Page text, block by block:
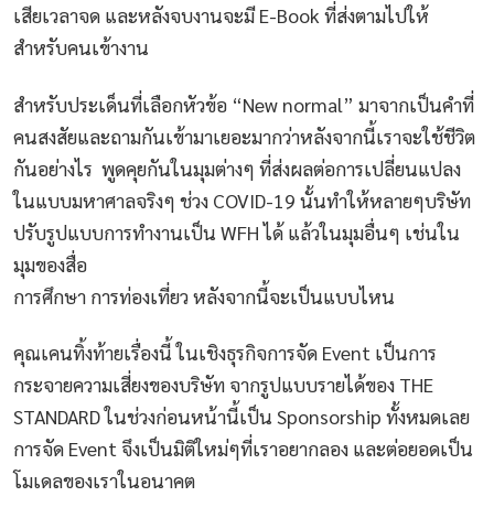
เสียเวลาจด และหลังจบงานจะมี E-Book ที่ส่งตามไปให้
สำหรับคนเข้างาน
สำหรับประเด็นที่เลือกหัวข้อ “New normal” มาจากเป็นคำที่
คนสงสัยและถามกันเข้ามาเยอะมากว่าหลังจากนี้เราจะใช้ชีวิต
กันอย่างไร พูดคุยกันในมุมต่างๆ ที่ส่งผลต่อการเปลี่ยนแปลง
ในแบบมหาศาลจริงๆ ช่วง COVID-19 นั้นทำให้หลายๆบริษัท
ปรับรูปแบบการทำงานเป็น WFH ได้ แล้วในมุมอื่นๆ เช่นใน
มุมของสื่อ
การศึกษา การท่องเที่ยว หลังจากนี้จะเป็นแบบไหน
คุณเคนทิ้งท้ายเรื่องนี้ ในเชิงธุรกิจการจัด Event เป็นการ
กระจายความเสี่ยงของบริษัท จากรูปแบบรายได้ของ THE
STANDARD ในช่วงก่อนหน้านี้เป็น Sponsorship ทั้งหมดเลย
การจัด Event จึงเป็นมิติใหม่ๆที่เราอยากลอง และต่อยอดเป็น
โมเดลของเราในอนาคต